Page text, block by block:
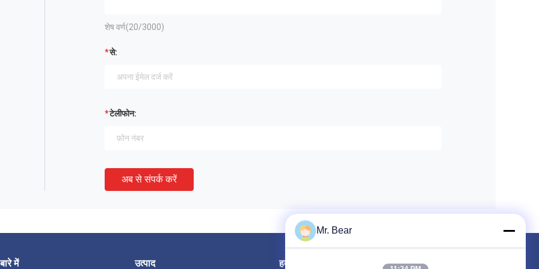
शेष वर्ण(20/3000)
से:
टेलीफोन:
अब से संपर्क करें
में उत्पाद हमें मेल करें
Mr. Bear